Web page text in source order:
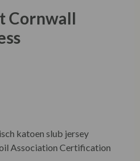
Cornwall
katoen slub jersey
Association Certification